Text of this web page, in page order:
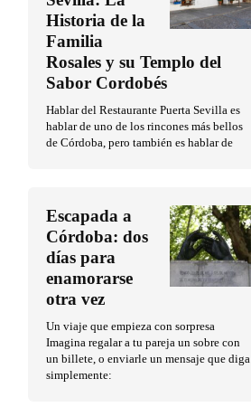
Historia de la
Familia
Rosales y su Templo del
Sabor Cordobés
Hablar del Restaurante Puerta Sevilla es
hablar de uno de los rincones más bellos
de Córdoba, pero también es hablar de
Escapada a
Córdoba: dos
días para
enamorarse
otra vez
Un viaje que empieza con sorpresa
Imagina regalar a tu pareja un sobre con
un billete, o enviarle un mensaje que diga
simplemente: